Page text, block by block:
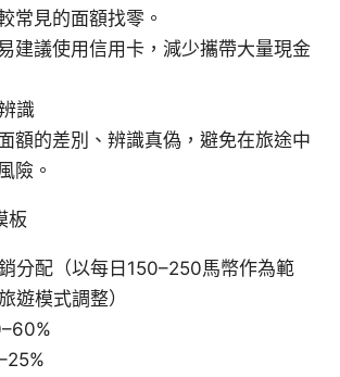
常見的面額找零。
建議使用信用卡，減少攜帶大量現金
識
額的差別、辨識真偽，避免在旅途中
險。
板
分配（以每日150–250馬幣作為範
遊模式調整）